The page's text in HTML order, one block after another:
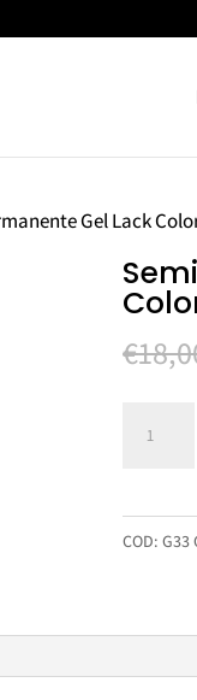
Gel Lack
€
Color
quantità
COD:G33